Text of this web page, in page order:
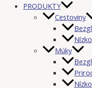
PRODUKTY
Cestoviny
Múky